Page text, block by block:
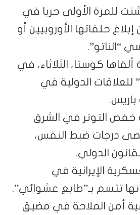
شنت للمرة الأولى حربا في
حلفائها الأوروبيين أو
“الناتو”.
كوستا، الثلاثاء، في
الدولية في
باريس.
التوتر في الشرق
درجات ضبط النفس،
الدولي.
الإيرانية في
تتسم بـ”طابع عشوائي”.
أمن الملاحة في مضيق